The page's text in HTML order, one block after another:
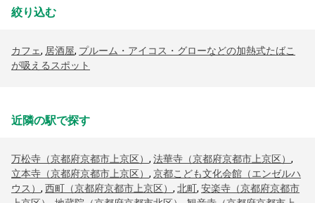
絞り込む
カフェ, 居酒屋, プルーム・アイコス・グローなどの加熱式たばこ
が吸えるスポット
近隣の駅で探す
万松寺（京都府京都市上京区） , 法華寺（京都府京都市上京区） ,
立本寺（京都府京都市上京区） , 京都こども文化会館（エンゼルハ
ウス） , 西町（京都府京都市上京区） , 北町, 安楽寺（京都府京都市